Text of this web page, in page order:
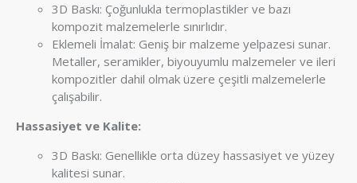
3D Baskı: Çoğunlukla termoplastikler ve bazı
kompozit malzemelerle sınırlıdır.
Eklemeli İmalat: Geniş bir malzeme yelpazesi sunar.
Metaller, seramikler, biyouyumlu malzemeler ve ileri
kompozitler dahil olmak üzere çeşitli malzemelerle
çalışabilir.
Hassasiyet ve Kalite:
3D Baskı: Genellikle orta düzey hassasiyet ve yüzey
kalitesi sunar.